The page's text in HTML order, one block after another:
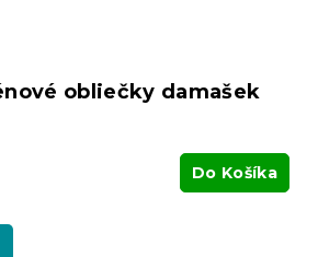
obliečky damašek
Do Košíka